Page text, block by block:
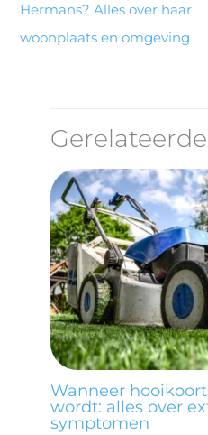
Hermans? Alles over haar
woonplaats en omgeving
Wanneer
wordt: alles over
symptomen